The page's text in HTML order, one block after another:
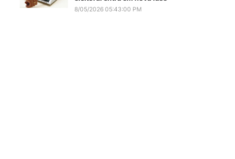
8/05/2026 05:43:00 PM